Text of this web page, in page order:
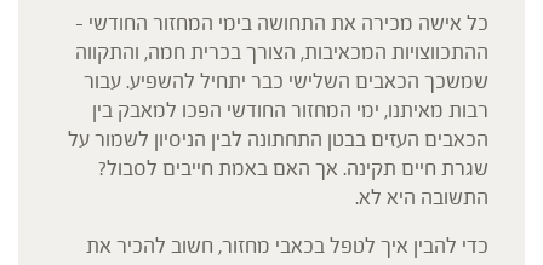
כל אישה מכירה את התחושה בימי המחזור החודשי –
ההתכווצויות המכאיבות, הצורך בכרית חמה, והתקווה
שמשכך הכאבים השלישי כבר יתחיל להשפיע. עבור
רבות מאיתנו, ימי המחזור החודשי הפכו למאבק בין
הכאבים העזים בבטן התחתונה לבין הניסיון לשמור על
שגרת חיים תקינה. אך האם באמת חייבים לסבול?
התשובה היא לא.
כדי להבין איך לטפל בכאבי מחזור, חשוב להכיר את